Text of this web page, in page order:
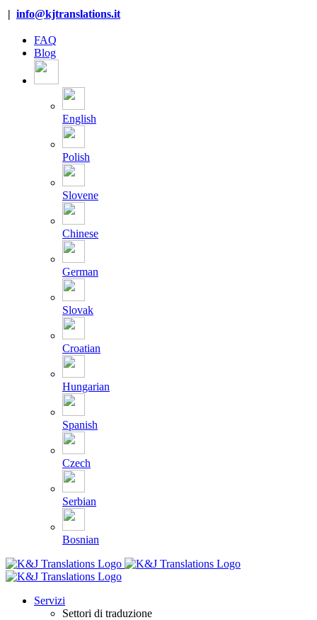
Salta
al
contenuto
| info@kjtranslations.it
FAQ
Blog
English
Polish
Slovene
Chinese
German
Slovak
Croatian
Hungarian
Spanish
Czech
Serbian
Bosnian
Servizi
Settori di traduzione